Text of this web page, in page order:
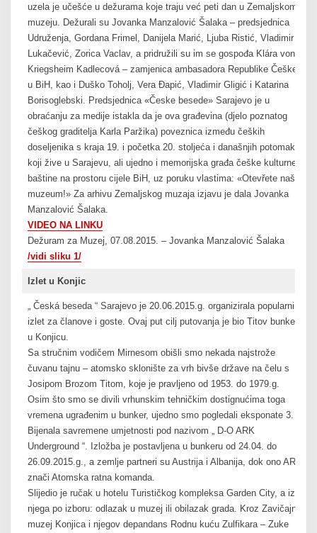
uzela je učešće u dežurama koje traju već peti dan u Zemaljskom
muzeju. Dežurali su Jovanka Manzalović Šalaka – predsjednica
Udruženja, Gordana Frimel, Danijela Marić, Ljuba Ristić, Vladimir
Lukačević, Zorica Vaclav, a pridružili su im se gospođa Klára von
Kriegsheim Kadlecová – zamjenica ambasadora Republike Češke
u BiH, kao i Duško Toholj, Vera Đapić, Vladimir Gligić i Katarina
Borisoglebski. Predsjednica «Česke besede» Sarajevo je u
obraćanju za medije istakla da je ova građevina (djelo poznatog
češkog graditelja Karla Paržika) poveznica između čeških
doseljenika s kraja 19. i početka 20. stoljeća i današnjih potomaka
koji žive u Sarajevu, ali ujedno i memorijska građa češke kulturne
baštine na prostoru cijele BiH, uz poruku vlastima: «Otevřete naše
muzeum!» Za arhivu Zemaljskog muzaja izjavu je dala Jovanka
Manzalović Šalaka.
VIDEO NA LINKU
Dežuram za Muzej, 07.08.2015. – Jovanka Manzalović Šalaka
/vidi sliku 1/
Izlet u Konjic
„ Česká beseda “ Sarajevo je 20.06.2015.g. organizirala popularni
izlet za članove i goste. Ovaj put cilj putovanja je bio Titov bunker
u Konjicu.
Sa stručnim vodičem Mirnesom obišli smo nekada najstrože
čuvanu tajnu – atomsko sklonište za vrh bivše države na čelu s
Josipom Brozom Titom, koje je pravljeno od 1953. do 1979.g.
Osim što smo se divili vrhunskim tehničkim dostignućima toga
vremena ugrađenim u bunker, ujedno smo pogledali eksponate 3.
Bijenala savremene umjetnosti pod nazivom „ D-O ARK
Underground “. Izložba je postavljena u bunkeru od 24.04. do
26.09.2015.g., a zemlje partneri su Austrija i Albanija, dok ono ARK
znači Atomska ratna komanda.
Slijedio je ručak u hotelu Turističkog kompleksa Garden City, a iza
njega po izboru: odlazak u muzej ili obilazak grada. Kroz Zavičajni
muzej Konjica i njegov depandans Rodnu kuću Zulfikara – Zuke